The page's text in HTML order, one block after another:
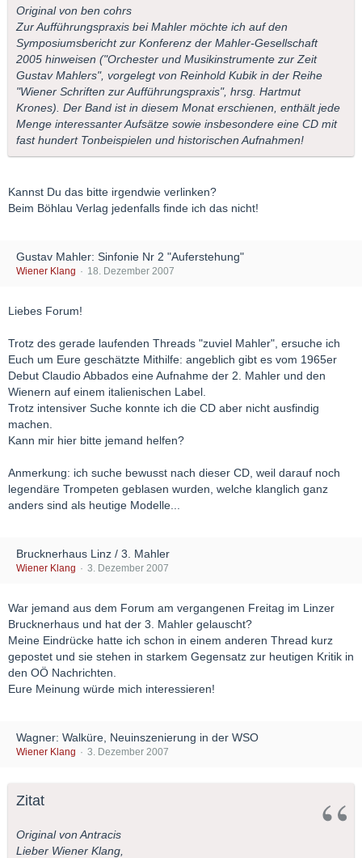
Original von ben cohrs
Zur Aufführungspraxis bei Mahler möchte ich auf den
Symposiumsbericht zur Konferenz der Mahler-Gesellschaft
2005 hinweisen ("Orchester und Musikinstrumente zur Zeit
Gustav Mahlers", vorgelegt von Reinhold Kubik in der Reihe
"Wiener Schriften zur Aufführungspraxis", hrsg. Hartmut
Krones). Der Band ist in diesem Monat erschienen, enthält jede
Menge interessanter Aufsätze sowie insbesondere eine CD mit
fast hundert Tonbeispielen und historischen Aufnahmen!
Kannst Du das bitte irgendwie verlinken?
Beim Böhlau Verlag jedenfalls finde ich das nicht!
Gustav Mahler: Sinfonie Nr 2 "Auferstehung"
Wiener Klang 18. Dezember 2007
Liebes Forum!
Trotz des gerade laufenden Threads "zuviel Mahler", ersuche ich
Euch um Eure geschätzte Mithilfe: angeblich gibt es vom 1965er
Debut Claudio Abbados eine Aufnahme der 2. Mahler und den
Wienern auf einem italienischen Label.
Trotz intensiver Suche konnte ich die CD aber nicht ausfindig
machen.
Kann mir hier bitte jemand helfen?
Anmerkung: ich suche bewusst nach dieser CD, weil darauf noch
legendäre Trompeten geblasen wurden, welche klanglich ganz
anders sind als heutige Modelle...
Brucknerhaus Linz / 3. Mahler
Wiener Klang 3. Dezember 2007
War jemand aus dem Forum am vergangenen Freitag im Linzer
Brucknerhaus und hat der 3. Mahler gelauscht?
Meine Eindrücke hatte ich schon in einem anderen Thread kurz
gepostet und sie stehen in starkem Gegensatz zur heutigen Kritik in
den OÖ Nachrichten.
Eure Meinung würde mich interessieren!
Wagner: Walküre, Neuinszenierung in der WSO
Wiener Klang 3. Dezember 2007
Zitat
Original von Antracis
Lieber Wiener Klang,